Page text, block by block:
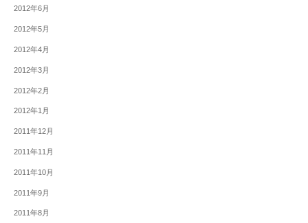
2012年6月
2012年5月
2012年4月
2012年3月
2012年2月
2012年1月
2011年12月
2011年11月
2011年10月
2011年9月
2011年8月